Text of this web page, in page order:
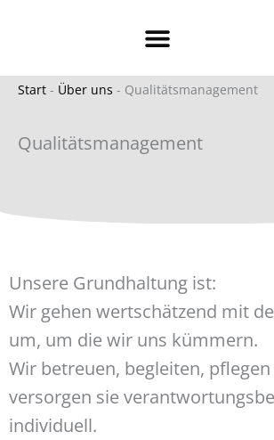
content
Start - Über uns - Qualitätsmanagement
Qualitäts­management
Unsere Grundhaltung ist:
Wir gehen wertschätzend mit
um, um die wir uns kümmern.
Wir betreuen, begleiten,
versorgen sie
individuell.